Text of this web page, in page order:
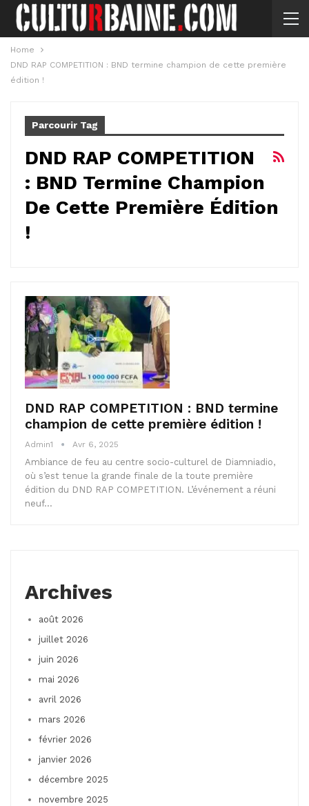
Home
DND RAP COMPETITION : BND termine champion de cette première
édition !
Parcourir Tag
DND RAP COMPETITION
: BND Termine Champion
De Cette Première Édition
!
DND RAP COMPETITION : BND termine
champion de cette première édition !
Admin1 Avr 6, 2025
Ambiance de feu au centre socio-culturel de Diamniadio,
où s’est tenue la grande finale de la toute première
édition du DND RAP COMPETITION. L’événement a réuni
neuf…
Archives
août 2026
juillet 2026
juin 2026
mai 2026
avril 2026
mars 2026
février 2026
janvier 2026
décembre 2025
novembre 2025